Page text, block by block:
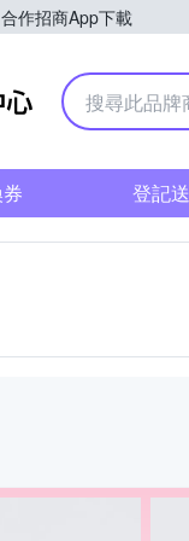
合作招商App下載
Yahoo購物中心
登記送